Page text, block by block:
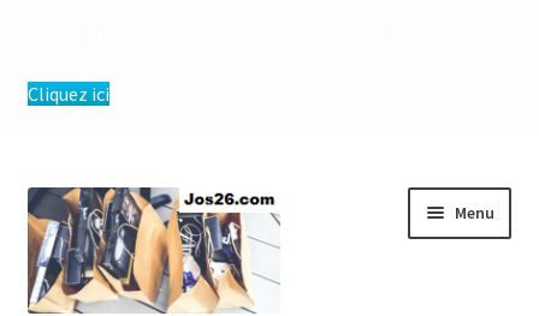
Cliquez ici
Aller
à
la
navigation
Aller
au
contenu
Menu